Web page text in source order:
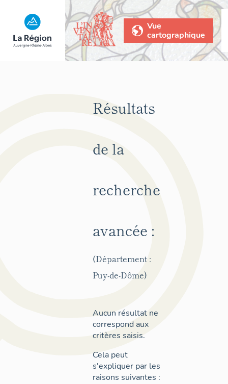
Vue
cartographique
Résultats
de la
recherche
avancée :
(Département :
Puy-de-Dôme)
Aucun résultat ne
correspond aux
critères saisis.
Cela peut
s'expliquer par les
raisons suivantes :